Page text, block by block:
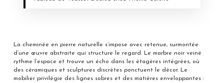
La cheminée en pierre naturelle s’impose avec retenue, surmontée
d’une œuvre abstraite qui structure le regard. Le marbre noir veiné
rythme l’espace et trouve un écho dans les étagères intégrées, où
des céramiques et sculptures discrètes ponctuent le décor. Le
mobilier privilégie des lignes sobres et des matières enveloppantes :